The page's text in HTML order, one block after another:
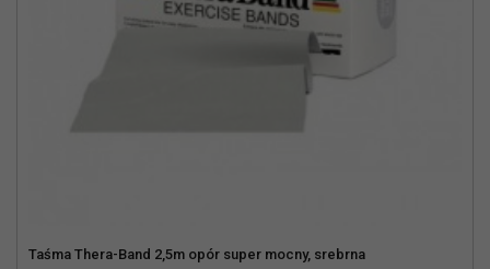
Taśma Thera-Band 2,5m opór super mocny, srebrna